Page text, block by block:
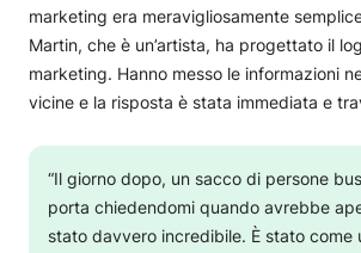
marketing era meravigliosamente
Martin, che è un’artista, ha progettato il
marketing. Hanno messo le informazioni
vicine e la risposta è stata immediata e
“Il giorno dopo, un sacco di persone
porta chiedendomi quando avrebbe
stato davvero incredibile. È stato come